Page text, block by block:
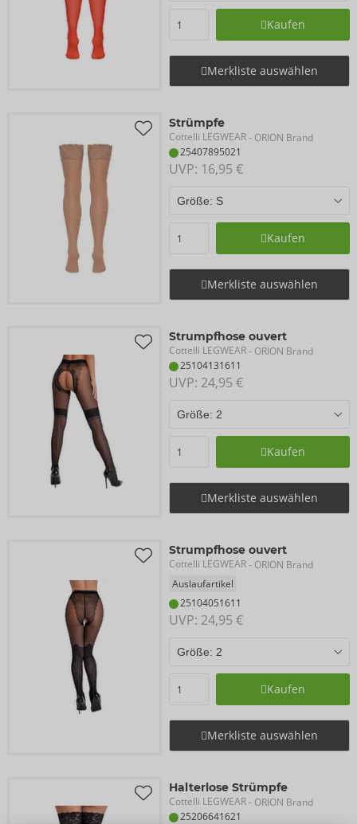
Kaufen
Merkliste auswählen
Strümpfe
Cottelli LEGWEAR- ORION Brand
25407895021
UVP: 16,95 €
Kaufen
Merkliste auswählen
Strumpfhose ouvert
Cottelli LEGWEAR- ORION Brand
25104131611
UVP: 24,95 €
Kaufen
Merkliste auswählen
Strumpfhose ouvert
Cottelli LEGWEAR- ORION Brand
Auslaufartikel
25104051611
UVP: 24,95 €
Kaufen
Merkliste auswählen
Halterlose Strümpfe
Cottelli LEGWEAR- ORION Brand
25206641621